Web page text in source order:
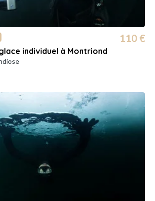
individuel à Montriond
110 €